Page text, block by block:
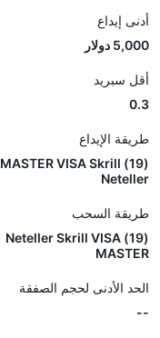
أدنى إيداع
5,000 دولار
أقل سبريد
0.3
طريقة الإيداع
(19) MASTER VISA Skrill
Neteller
طريقة السحب
(19) Neteller Skrill VISA
MASTER
الحد الأدنى لحجم الصفقة
--